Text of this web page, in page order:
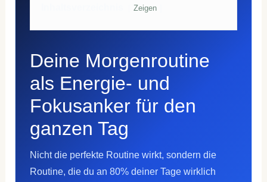
Zeigen
Deine Morgenroutine
als Energie- und
Fokusanker für den
ganzen Tag
Nicht die perfekte Routine wirkt, sondern die
Routine, die du an 80% deiner Tage wirklich